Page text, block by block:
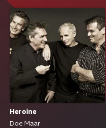
Heroine
Doe Maar